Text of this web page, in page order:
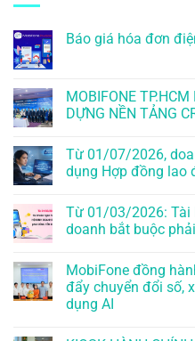
Báo giá hóa đơn
MOBIFONE
DỰNG NỀN TẢNG
Từ 01/07/2026,
dụng Hợp đồng lao
Từ 01/03/2026: Tài
doanh bắt buộc
MobiFone đồng
đẩy chuyển đổi số,
dụng AI